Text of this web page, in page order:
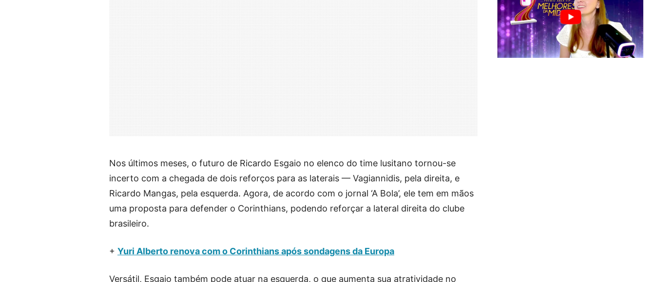
Nos últimos meses, o futuro de Ricardo Esgaio no elenco do time lusitano tornou-se
incerto com a chegada de dois reforços para as laterais — Vagiannidis, pela direita, e
Ricardo Mangas, pela esquerda. Agora, de acordo com o jornal ‘A Bola’, ele tem em mãos
uma proposta para defender o Corinthians, podendo reforçar a lateral direita do clube
brasileiro.
+ Yuri Alberto renova com o Corinthians após sondagens da Europa
Versátil, Esgaio também pode atuar na esquerda, o que aumenta sua atratividade no